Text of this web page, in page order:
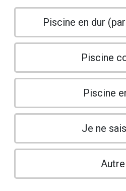
Piscine en dur
Piscine
Piscine
Je ne
Autre